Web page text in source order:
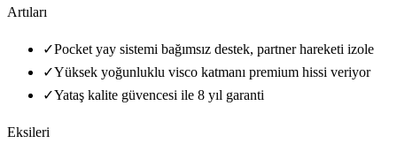
Artıları
✓Pocket yay sistemi bağımsız destek, partner hareketi izole
✓Yüksek yoğunluklu visco katmanı premium hissi veriyor
✓Yataş kalite güvencesi ile 8 yıl garanti
Eksileri